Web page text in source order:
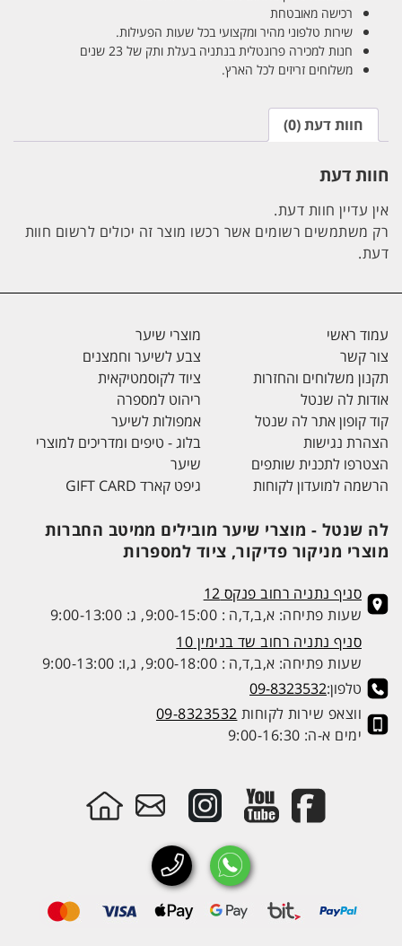
רכישה מאובטחת
שירות טלפוני מהיר ומקצועי בכל שעות הפעילות.
חנות למכירה פרונטלית בנתניה בעלת ותק של 23 שנים
משלוחים זריזים לכל הארץ.
חוות דעת (0)
חוות דעת
אין עדיין חוות דעת.
רק משתמשים רשומים אשר רכשו מוצר זה יכולים לרשום חוות
דעת.
עמוד ראשי
צור קשר
תקנון משלוחים והחזרות
אודות לה שנטל
קוד קופון אתר לה שנטל
הצהרת נגישות
הצטרפו לתכנית שותפים
הרשמה למועדון לקוחות
מוצרי שיער
צבע לשיער וחמצנים
ציוד לקוסמטיקאית
ריהוט למספרה
אמפולות לשיער
בלוג - טיפים ומדריכים למוצרי
שיער
גיפט קארד GIFT CARD
לה שנטל - מוצרי שיער מובילים ממיטב החברות
מוצרי מניקור פדיקור, ציוד למספרות
סניף נתניה רחוב פנקס 12
שעות פתיחה: א,ב,ד,ה : 9:00-15:00, ג: 9:00-13:00
סניף נתניה רחוב שד בנימין 10
שעות פתיחה: א,ב,ד,ה : 9:00-18:00, ג,ו: 9:00-13:00
טלפון:09-8323532
ווצאפ שירות לקוחות 09-8323532
ימים א-ה: 9:00-16:30